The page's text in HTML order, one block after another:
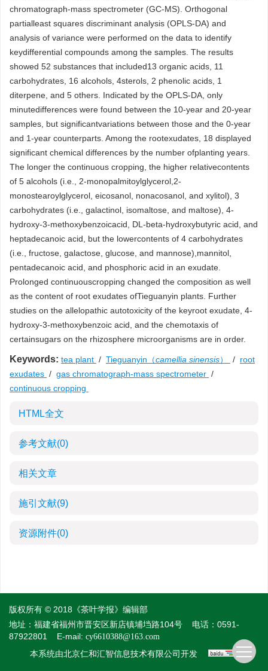
chromatograph-mass spectrometer (GC-MS). Orthogonal
partialleast squares discriminant analysis (OPLS-DA) and
analysis of variance were performed on the data to identify
keydifferential compounds among the samples. The results
showed 52 substances that included13 organic acids, 11
carbohydrates, 16 alcohols, 4sterols, 2 phenolic acids, 1
diterpene, and 5 others. Indicated by the OPLS-DA, only
minutedifferences were found between the 10-year and 20-year
samples, but significantvariations between those and the 0-year
and 1-year counterparts. Among the rootexudates, 18 displayed
significant chemical differences by the number ofplanting years.
The longer the continuous cropping, the higher relativecontents
of 5 alcohols (i.e., 2-monopalmitoylglycerol,2-
monostearoylglycerol, eicosanol, nonacosanol, and xylitol), 3
carbohydrates (i.e., galactinol, isomaltose, and maltose), 4-
hydroxy-3-methoxybenzoicacid, DL-beta-hydroxybutyric acid, and
heptadecanoic acid, but the lowercontents of 4 carbohydrates
(i.e., fructose, galactose, glucose, and mannose),mannitol,
pentadecanoic acid, and phosphoric acid in an exudate.
Prolonged continuouscropping changed the composition as well
as the content of root exudates ofTieguanyin plants. Further
studies on the allelopathic autotoxicity of the keyroot exudate, 4-
hydroxy-3-methoxybenzoic acid, and the chemotaxis of
certainsugars on the rhizosphere microorganisms are in order.
Keywords: tea plant / Tieguanyin（camellia sinensis） / root
exudates / gas chromatograph-mass spectrometer /
continuous cropping
HTML全文
参考文献(0)
相关文章
施引文献(9)
资源附件(0)
版权所有 © 2018《茶叶学报》编辑部
地址：福建省福州市晋安区新店镇埔垱路104号
电话：0591-
87922801
E-mail: cy6610388@163.com
本系统由北京仁和汇智信息技术有限公司 开发